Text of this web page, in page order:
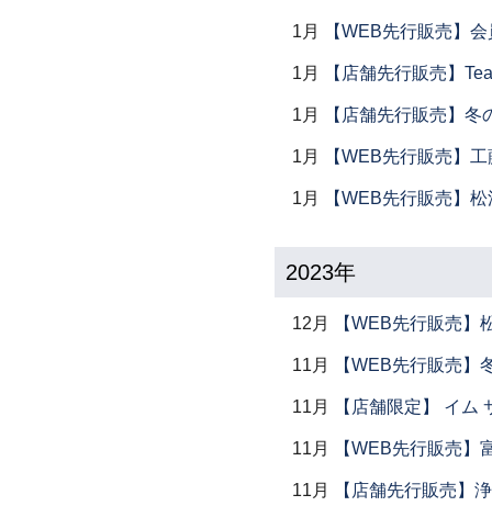
1月 【WEB先行販売】
1月 【店舗先行販売】
1月 【店舗先行販売】冬
1月 【WEB先行販売】
1月 【WEB先行販売】
2023年
12月 【WEB先行販売】
11月 【WEB先行販売】
11月 【店舗限定】 イ
11月 【WEB先行販売】
11月 【店舗先行販売】